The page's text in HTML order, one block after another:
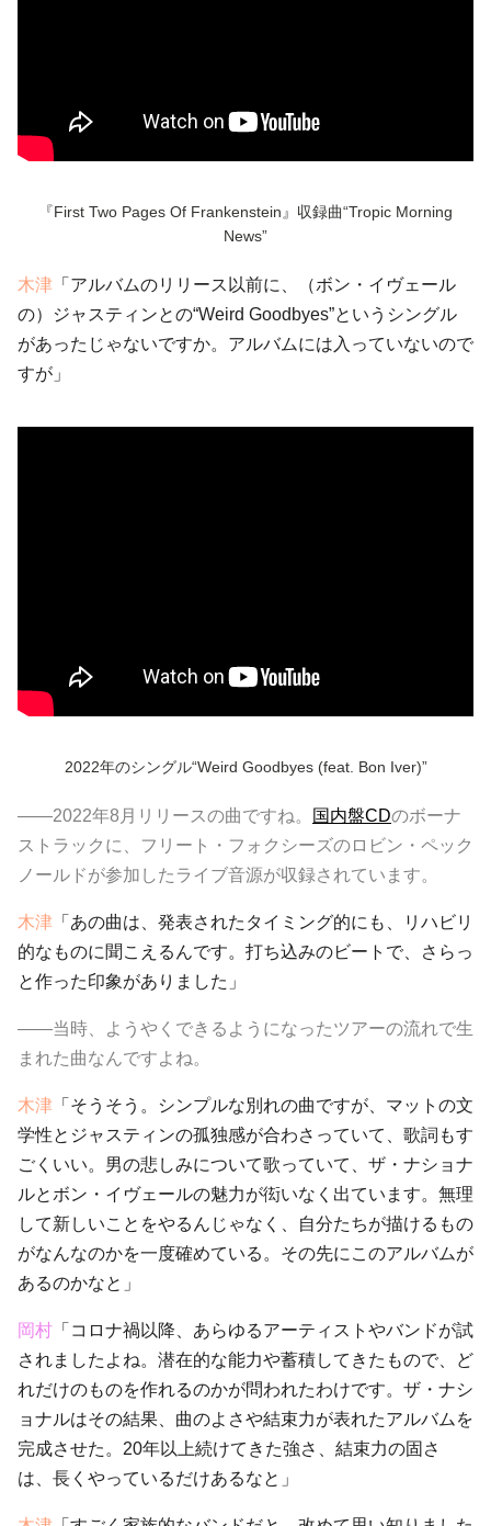
『First Two Pages Of Frankenstein』収録曲“Tropic Morning
News”
木津 「アルバムのリリース以前に、（ボン・イヴェール
の）ジャスティンとの“Weird Goodbyes”というシングル
があったじゃないですか。アルバムには入っていないので
すが」
2022年のシングル“Weird Goodbyes (feat. Bon Iver)”
――2022年8月リリースの曲ですね。 国内盤CDのボーナ
ストラックに、フリート・フォクシーズのロビン・ペック
ノールドが参加したライブ音源が収録されています。
木津 「あの曲は、発表されたタイミング的にも、リハビリ
的なものに聞こえるんです。打ち込みのビートで、さらっ
と作った印象がありました」
――当時、ようやくできるようになったツアーの流れで生
まれた曲なんですよね。
木津 「そうそう。シンプルな別れの曲ですが、マットの文
学性とジャスティンの孤独感が合わさっていて、歌詞もす
ごくいい。男の悲しみについて歌っていて、ザ・ナショナ
ルとボン・イヴェールの魅力が衒いなく出ています。無理
して新しいことをやるんじゃなく、自分たちが描けるもの
がなんなのかを一度確めている。その先にこのアルバムが
あるのかなと」
岡村 「コロナ禍以降、あらゆるアーティストやバンドが試
されましたよね。潜在的な能力や蓄積してきたもので、ど
れだけのものを作れるのかが問われたわけです。ザ・ナシ
ョナルはその結果、曲のよさや結束力が表れたアルバムを
完成させた。20年以上続けてきた強さ、結束力の固さ
は、長くやっているだけあるなと」